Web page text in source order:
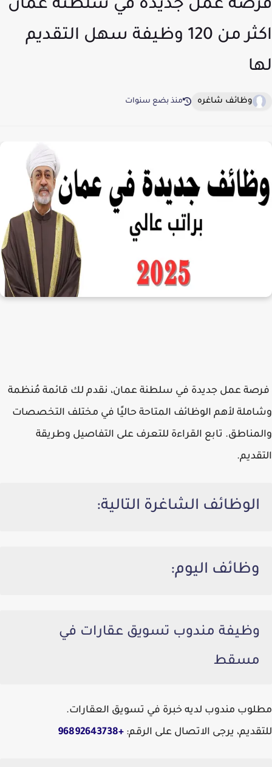
فرصة عمل جديدة في سلطنة عمان
اكثر من 120 وظيفة سهل التقديم
لها
وظائف شاغره منذ بضع سنوات
فرصة عمل جديدة في سلطنة عمان، نقدم لك قائمة مُنظمة
وشاملة لأهم الوظائف المتاحة حاليًا في مختلف التخصصات
والمناطق. تابع القراءة للتعرف على التفاصيل وطريقة
التقديم.
الوظائف الشاغرة التالية:
وظائف اليوم:
وظيفة مندوب تسويق عقارات في
مسقط
مطلوب مندوب لديه خبرة في تسويق العقارات.
للتقديم، يرجى الاتصال على الرقم: +96892643738